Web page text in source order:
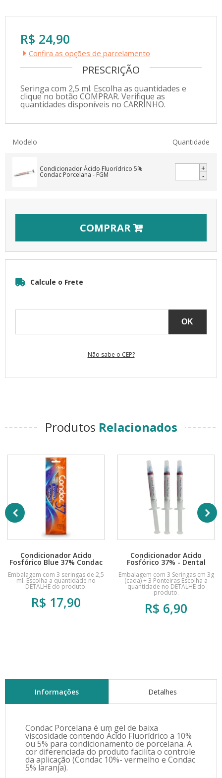
R$ 24,90
Confira as opções de parcelamento
PRESCRIÇÃO
Seringa com 2,5 ml. Escolha as quantidades e
clique no botão COMPRAR. Verifique as
quantidades disponíveis no CARRINHO.
Modelo Quantidade
+
-
COMPRAR
Não sabe o CEP?
Produtos Relacionados
Condicionador Ácido
Fosfórico Blue 37% Condac
Embalagem com 3 seringas de 2,5
ml. Escolha a quantidade no
DETALHE do produto.
R$ 17,90
Condicionador Ácido
Fosfórico 37% - Dental
Embalagem com 3 Seringas cm 3g
(cada) + 3 Ponteiras Escolha a
quantidade no DETALHE do
produto.
R$ 6,90
Informações Detalhes
Condac Porcelana é um gel de baixa
viscosidade contendo Ácido Fluorídrico a 10%
ou 5% para condicionamento de porcelana. A
cor diferenciada do produto facilita o controle
da aplicação (Condac 10%- vermelho e Condac
5% laranja).